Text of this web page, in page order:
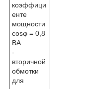
коэффици
енте
мощности
cosφ = 0,8
BA:
-
вторичной
обмотки
для